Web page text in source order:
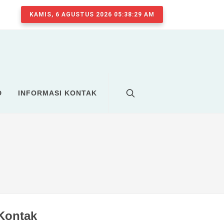
KAMIS, 6 AGUSTUS 2026 05:38:29 AM
INFORMASI KONTAK